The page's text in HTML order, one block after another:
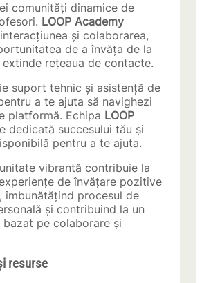
comunități dinamice de
LOOP Academy
și colaborarea,
de a învăța de la
rețeaua de contacte.
suport tehnic și asistență de
a te ajuta să navighezi
platformă. Echipa LOOP
dedicată succesului tău și
pentru a te ajuta.
vibrantă contribuie la
de învățare pozitive
îmbunătățind procesul de
și contribuind la un
bazat pe colaborare și
resurse